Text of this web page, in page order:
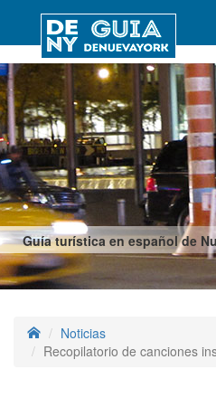
Guía turística en español de
Noticias
Recopilatorio de canciones